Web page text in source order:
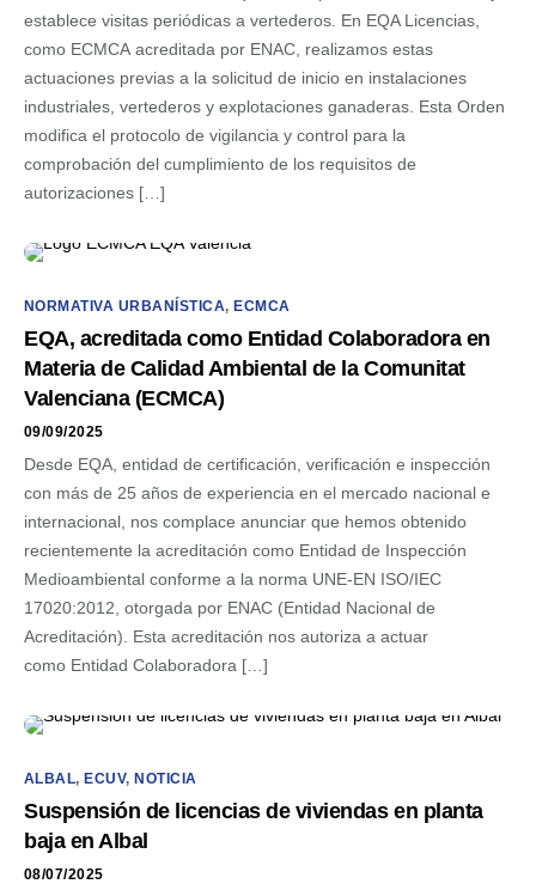
establece visitas periódicas a vertederos. En EQA Licencias,
como ECMCA acreditada por ENAC, realizamos estas
actuaciones previas a la solicitud de inicio en instalaciones
industriales, vertederos y explotaciones ganaderas. Esta Orden
modifica el protocolo de vigilancia y control para la
comprobación del cumplimiento de los requisitos de
autorizaciones […]
NORMATIVA URBANÍSTICA, ECMCA
EQA, acreditada como Entidad Colaboradora en
Materia de Calidad Ambiental de la Comunitat
Valenciana (ECMCA)
09/09/2025
Desde EQA, entidad de certificación, verificación e inspección
con más de 25 años de experiencia en el mercado nacional e
internacional, nos complace anunciar que hemos obtenido
recientemente la acreditación como Entidad de Inspección
Medioambiental conforme a la norma UNE-EN ISO/IEC
17020:2012, otorgada por ENAC (Entidad Nacional de
Acreditación). Esta acreditación nos autoriza a actuar
como Entidad Colaboradora […]
ALBAL, ECUV, NOTICIA
Suspensión de licencias de viviendas en planta
baja en Albal
08/07/2025